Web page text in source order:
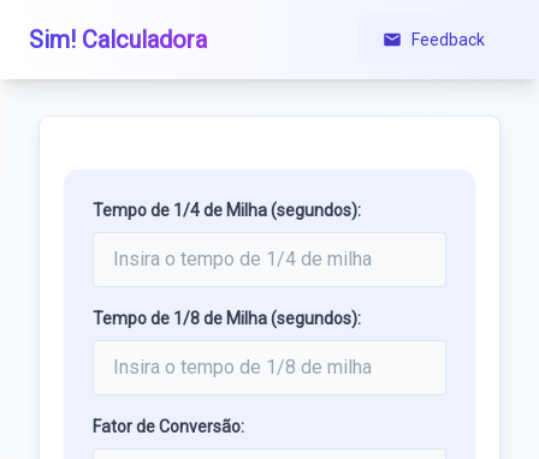
Sim! Calculadora Feedback
Tempo de 1/4 de Milha (segundos):
Tempo de 1/8 de Milha (segundos):
Fator de Conversão: